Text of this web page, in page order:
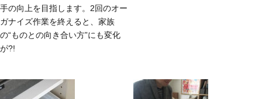
手の向上を目指します。2回のオー
ガナイズ作業を終えると、家族
の“ものとの向き合い方”にも変化
が?!